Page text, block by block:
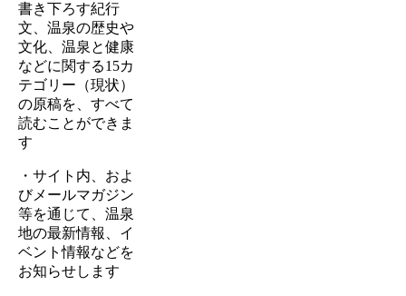
書き下ろす紀行
文、温泉の歴史や
文化、温泉と健康
などに関する15カ
テゴリー（現状）
の原稿を、すべて
読むことができま
す
・サイト内、およ
びメールマガジン
等を通じて、温泉
地の最新情報、イ
ベント情報などを
お知らせします